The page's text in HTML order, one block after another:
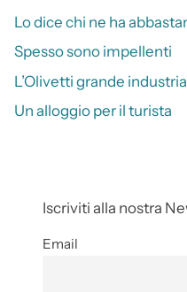
Lo dice chi ne ha
Spesso sono impellenti
L’Olivetti grande
Un alloggio per il turista
Iscriviti alla nostra
Email